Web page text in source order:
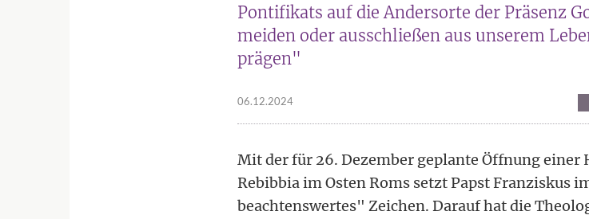
Pontifikats auf die Andersorte der Präsenz
meiden oder ausschließen aus unserem
prägen"
06.12.2024
Mit der für 26. Dezember geplante Öffnung
Rebibbia im Osten Roms setzt Papst Franziskus
beachtenswertes" Zeichen. Darauf hat die